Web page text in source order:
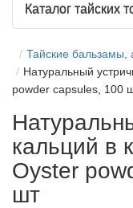
Каталог тайских
Тайские бальзамы,
Натуральный
powder capsules, 100
кальций в
Oyster
шт